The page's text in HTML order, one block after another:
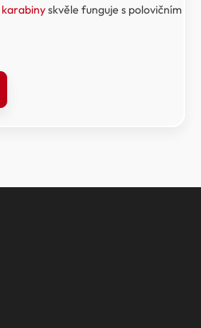
karabinyskvěle funguje s polovičním